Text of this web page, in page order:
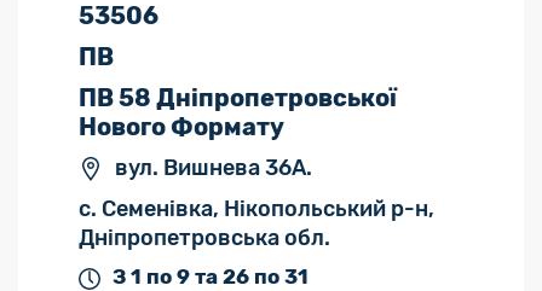
53506
ПВ
ПВ 58 Дніпропетровської
Нового Формату
вул. Вишнева 36А.
с. Семенівка, Нікопольський р-н,
Дніпропетровська обл.
З 1 по 9 та 26 по 31